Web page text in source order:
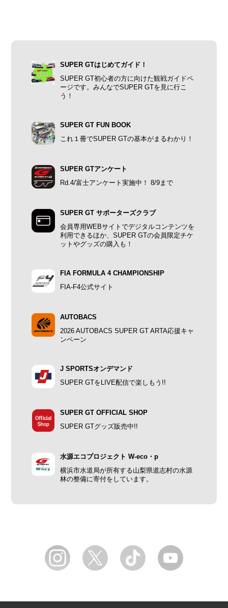
SUPER GTはじめてガイド！
SUPER GT初心者の方に向けた観戦ガイドペ
ージです。みんなでSUPER GTを見に行こ
う！
SUPER GT FUN BOOK
これ１冊でSUPER GTの基本がまるわかり！
SUPER GTアンケート
Rd.4/富士アンケート実施中！ 8/9まで
SUPER GT サポーターズクラブ
会員専用WEBサイトでデジタルコンテンツを
利用できるほか、SUPER GTの会員限定チケ
ットやグッズの購入も！
FIA FORMULA 4 CHAMPIONSHIP
FIA-F4公式サイト
AUTOBACS
2026 AUTOBACS SUPER GT ARTA応援キャ
ンペーン
J SPORTSオンデマンド
SUPER GTをLIVE配信で楽しもう!!
SUPER GT OFFICIAL SHOP
SUPER GTグッズ販売中!!
水源エコプロジェクト W-eco・p
横浜市水道局が所有する山梨県道志村の水源
林の整備に寄付をしています。